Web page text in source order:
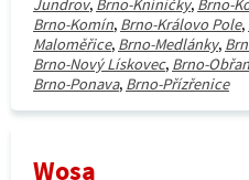
Jundrov, Brno-Kníničky, Brno-
Brno-Komín, Brno-Královo Pole,
Maloměřice, Brno-Medlánky,
Brno-Nový Lískovec, Brno-
Brno-Ponava, Brno-Přízřenice
Wosa